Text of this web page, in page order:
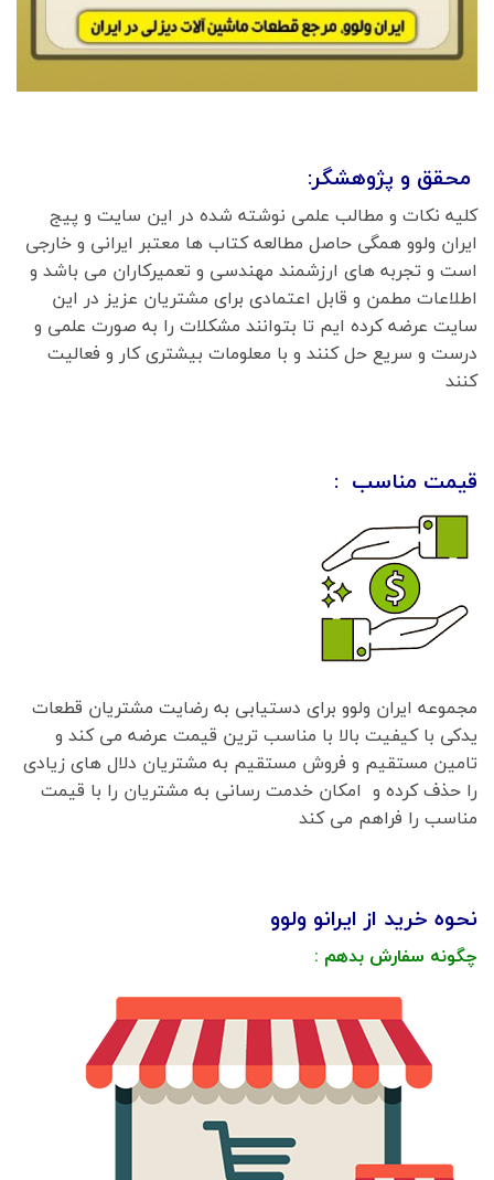
محقق و پژوهشگر:
کلیه نکات و مطالب علمی نوشته شده در این سایت و پیج
ایران ولوو همگی حاصل مطالعه کتاب ها معتبر ایرانی و خارجی
است و تجربه های ارزشمند مهندسی و تعمیرکاران می باشد و
اطلاعات مطمن و قابل اعتمادی برای مشتریان عزیز در این
سایت عرضه کرده ایم تا بتوانند مشکلات را به صورت علمی و
درست و سریع حل کنند و با معلومات بیشتری کار و فعالیت
کنند
قیمت مناسب :
مجموعه ایران ولوو برای دستیابی به رضایت مشتریان قطعات
یدکی با کیفیت بالا با مناسب ترین قیمت عرضه می کند و
تامین مستقیم و فروش مستقیم به مشتریان دلال های زیادی
را حذف کرده و امکان خدمت رسانی به مشتریان را با قیمت
مناسب را فراهم می کند
نحوه خرید از ایرانو ولوو
چگونه سفارش بدهم :